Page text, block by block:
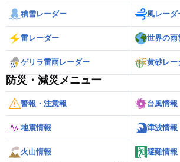
積雪レーダー 風レーダ
雷レーダー 世界の雨
ゲリラ雷雨レーダー 黄砂レー
防災・減災メニュー
警報・注意報 台風情報
地震情報 津波情報
火山情報 避難情報